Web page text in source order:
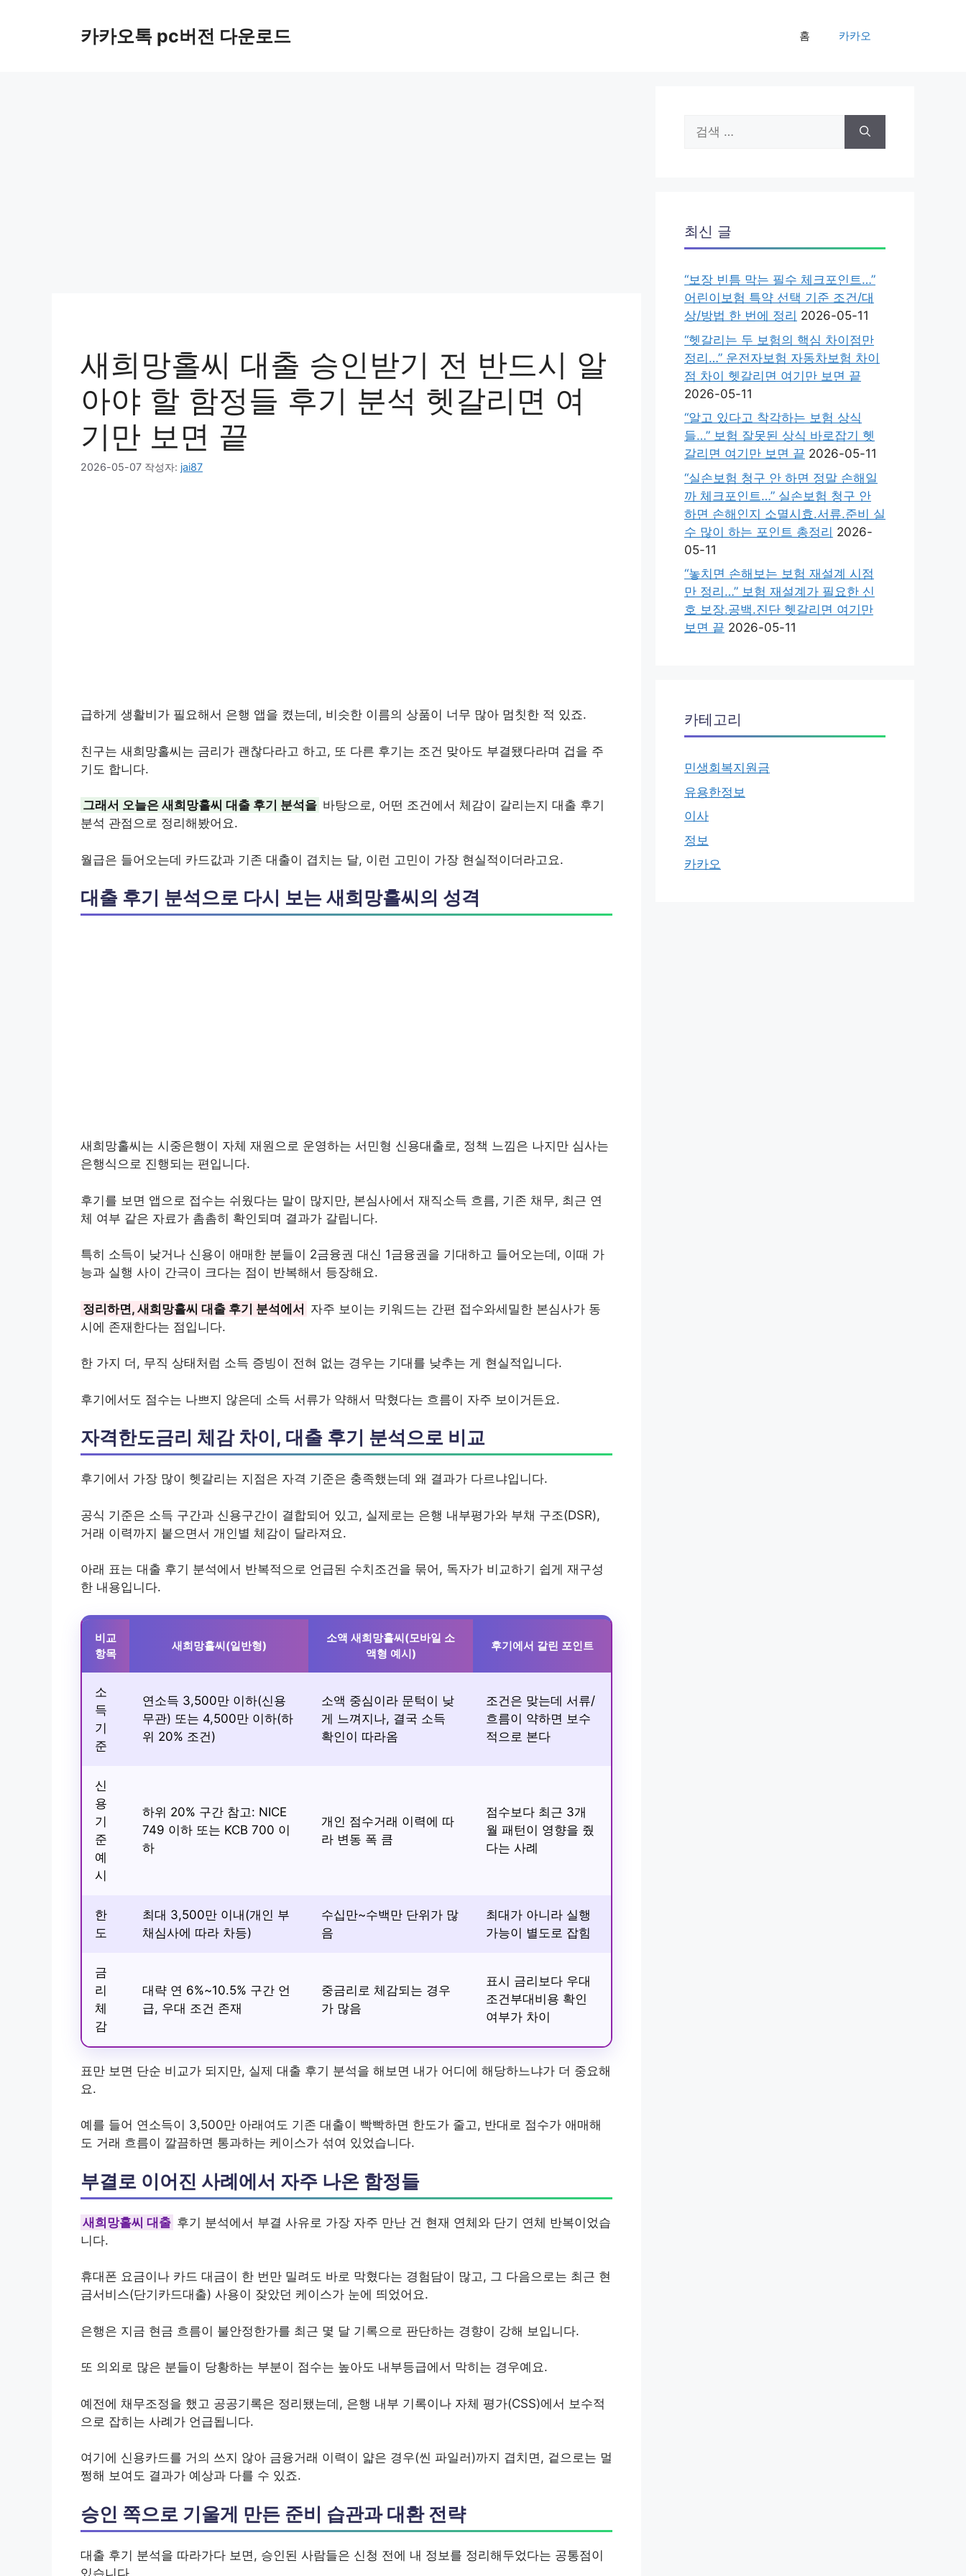
카카오톡 pc버전 다운로드 홈 카카오
새희망홀씨 대출 승인받기 전 반드시 알
아야 할 함정들 후기 분석 헷갈리면 여
기만 보면 끝
2026-05-07 작성자: jai87
급하게 생활비가 필요해서 은행 앱을 켰는데, 비슷한 이름의 상품이 너무 많아 멈칫한 적 있죠.
친구는 새희망홀씨는 금리가 괜찮다라고 하고, 또 다른 후기는 조건 맞아도 부결됐다라며 겁을 주
기도 합니다.
그래서 오늘은 새희망홀씨 대출 후기 분석을 바탕으로, 어떤 조건에서 체감이 갈리는지 대출 후기
분석 관점으로 정리해봤어요.
월급은 들어오는데 카드값과 기존 대출이 겹치는 달, 이런 고민이 가장 현실적이더라고요.
대출 후기 분석으로 다시 보는 새희망홀씨의 성격
새희망홀씨는 시중은행이 자체 재원으로 운영하는 서민형 신용대출로, 정책 느낌은 나지만 심사는
은행식으로 진행되는 편입니다.
후기를 보면 앱으로 접수는 쉬웠다는 말이 많지만, 본심사에서 재직소득 흐름, 기존 채무, 최근 연
체 여부 같은 자료가 촘촘히 확인되며 결과가 갈립니다.
특히 소득이 낮거나 신용이 애매한 분들이 2금융권 대신 1금융권을 기대하고 들어오는데, 이때 가
능과 실행 사이 간극이 크다는 점이 반복해서 등장해요.
정리하면, 새희망홀씨 대출 후기 분석에서 자주 보이는 키워드는 간편 접수와세밀한 본심사가 동
시에 존재한다는 점입니다.
한 가지 더, 무직 상태처럼 소득 증빙이 전혀 없는 경우는 기대를 낮추는 게 현실적입니다.
후기에서도 점수는 나쁘지 않은데 소득 서류가 약해서 막혔다는 흐름이 자주 보이거든요.
자격한도금리 체감 차이, 대출 후기 분석으로 비교
후기에서 가장 많이 헷갈리는 지점은 자격 기준은 충족했는데 왜 결과가 다르냐입니다.
공식 기준은 소득 구간과 신용구간이 결합되어 있고, 실제로는 은행 내부평가와 부채 구조(DSR),
거래 이력까지 붙으면서 개인별 체감이 달라져요.
아래 표는 대출 후기 분석에서 반복적으로 언급된 수치조건을 묶어, 독자가 비교하기 쉽게 재구성
한 내용입니다.
비교
항목
새희망홀씨(일반형)
소액 새희망홀씨(모바일 소
액형 예시)
후기에서 갈린 포인트
소
득
기
준
연소득 3,500만 이하(신용
무관) 또는 4,500만 이하(하
위 20% 조건)
소액 중심이라 문턱이 낮
게 느껴지나, 결국 소득
확인이 따라옴
조건은 맞는데 서류/
흐름이 약하면 보수
적으로 본다
신
용
기
준
예
시
하위 20% 구간 참고: NICE
749 이하 또는 KCB 700 이
하
개인 점수거래 이력에 따
라 변동 폭 큼
점수보다 최근 3개
월 패턴이 영향을 줬
다는 사례
한
도
최대 3,500만 이내(개인 부
채심사에 따라 차등)
수십만~수백만 단위가 많
음
최대가 아니라 실행
가능이 별도로 잡힘
금
리
체
감
대략 연 6%~10.5% 구간 언
급, 우대 조건 존재
중금리로 체감되는 경우
가 많음
표시 금리보다 우대
조건부대비용 확인
여부가 차이
표만 보면 단순 비교가 되지만, 실제 대출 후기 분석을 해보면 내가 어디에 해당하느냐가 더 중요해
요.
예를 들어 연소득이 3,500만 아래여도 기존 대출이 빡빡하면 한도가 줄고, 반대로 점수가 애매해
도 거래 흐름이 깔끔하면 통과하는 케이스가 섞여 있었습니다.
부결로 이어진 사례에서 자주 나온 함정들
새희망홀씨 대출 후기 분석에서 부결 사유로 가장 자주 만난 건 현재 연체와 단기 연체 반복이었습
니다.
휴대폰 요금이나 카드 대금이 한 번만 밀려도 바로 막혔다는 경험담이 많고, 그 다음으로는 최근 현
금서비스(단기카드대출) 사용이 잦았던 케이스가 눈에 띄었어요.
은행은 지금 현금 흐름이 불안정한가를 최근 몇 달 기록으로 판단하는 경향이 강해 보입니다.
또 의외로 많은 분들이 당황하는 부분이 점수는 높아도 내부등급에서 막히는 경우예요.
예전에 채무조정을 했고 공공기록은 정리됐는데, 은행 내부 기록이나 자체 평가(CSS)에서 보수적
으로 잡히는 사례가 언급됩니다.
여기에 신용카드를 거의 쓰지 않아 금융거래 이력이 얇은 경우(씬 파일러)까지 겹치면, 겉으로는 멀
쩡해 보여도 결과가 예상과 다를 수 있죠.
승인 쪽으로 기울게 만든 준비 습관과 대환 전략
대출 후기 분석을 따라가다 보면, 승인된 사람들은 신청 전에 내 정보를 정리해두었다는 공통점이
있습니다.
색:
최신 글
“보장 빈틈 막는 필수 체크포인트…”
어린이보험 특약 선택 기준 조건/대
상/방법 한 번에 정리 2026-05-11
“헷갈리는 두 보험의 핵심 차이점만
정리…” 운전자보험 자동차보험 차이
점 차이 헷갈리면 여기만 보면 끝
2026-05-11
“알고 있다고 착각하는 보험 상식
들…” 보험 잘못된 상식 바로잡기 헷
갈리면 여기만 보면 끝 2026-05-11
“실손보험 청구 안 하면 정말 손해일
까 체크포인트…” 실손보험 청구 안
하면 손해인지 소멸시효.서류.준비 실
수 많이 하는 포인트 총정리 2026-
05-11
“놓치면 손해보는 보험 재설계 시점
만 정리…” 보험 재설계가 필요한 신
호 보장.공백.진단 헷갈리면 여기만
보면 끝 2026-05-11
카테고리
민생회복지원금
유용한정보
이사
정보
카카오